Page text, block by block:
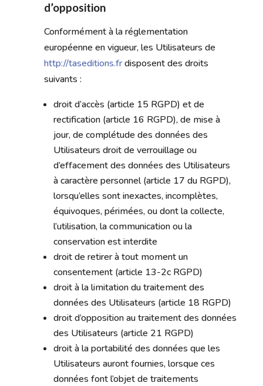
d’opposition
Conformément à la réglementation
européenne en vigueur, les Utilisateurs de
http://taseditions.frdisposent des droits
suivants :
droit d’accès (article 15 RGPD) et de
rectification (article 16 RGPD), de mise à
jour, de complétude des données des
Utilisateurs droit de verrouillage ou
d’effacement des données des Utilisateurs
à caractère personnel (article 17 du RGPD),
lorsqu’elles sont inexactes, incomplètes,
équivoques, périmées, ou dont la collecte,
l’utilisation, la communication ou la
conservation est interdite
droit de retirer à tout moment un
consentement (article 13-2c RGPD)
droit à la limitation du traitement des
données des Utilisateurs (article 18 RGPD)
droit d’opposition au traitement des données
des Utilisateurs (article 21 RGPD)
droit à la portabilité des données que les
Utilisateurs auront fournies, lorsque ces
données font l’objet de traitements